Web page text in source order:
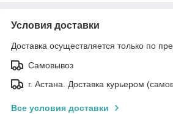
Условия доставки
Доставка осуществляется только по
Самовывоз
г. Астана. Доставка курьером
Все условия доставки